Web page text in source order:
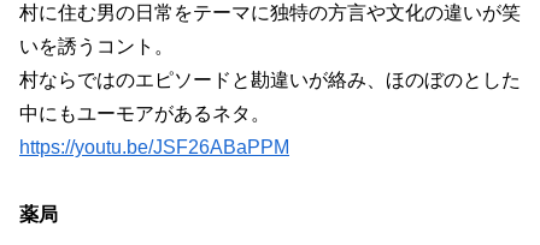
村に住む男の日常をテーマに独特の方言や文化の違いが笑
いを誘うコント。
村ならではのエピソードと勘違いが絡み、ほのぼのとした
中にもユーモアがあるネタ。
https://youtu.be/JSF26ABaPPM
薬局